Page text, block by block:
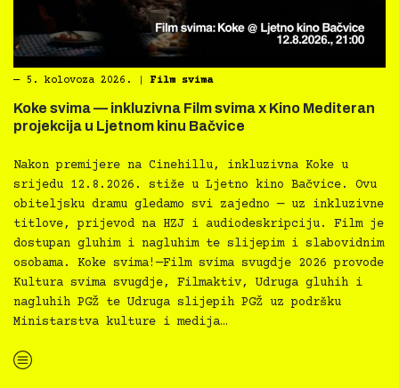
― 5. kolovoza 2026. Film svima
Koke svima — inkluzivna Film svima x Kino Mediteran
projekcija u Ljetnom kinu Bačvice
Nakon premijere na Cinehillu, inkluzivna Koke u
srijedu 12.8.2026. stiže u Ljetno kino Bačvice. Ovu
obiteljsku dramu gledamo svi zajedno — uz inkluzivne
titlove, prijevod na HZJ i audiodeskripciju. Film je
dostupan gluhim i nagluhim te slijepim i slabovidnim
osobama. Koke svima!—Film svima svugdje 2026 provode
Kultura svima svugdje, Filmaktiv, Udruga gluhih i
nagluhih PGŽ te Udruga slijepih PGŽ uz podršku
Ministarstva kulture i medija…
“Koke svima — inkluzivna Film svima x Kino Mediteran projekcija u Ljetnom kinu Bačvice”